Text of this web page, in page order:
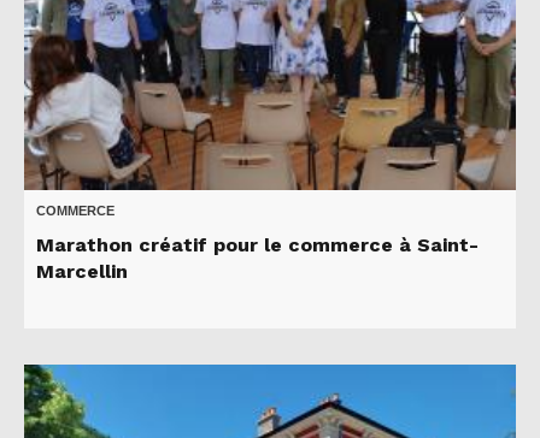
COMMERCE
Marathon créatif pour le commerce à Saint-
Marcellin